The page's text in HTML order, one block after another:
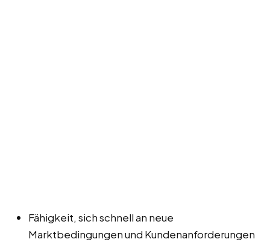
Fähigkeit, sich schnell an neue
Marktbedingungen und Kundenanforderungen